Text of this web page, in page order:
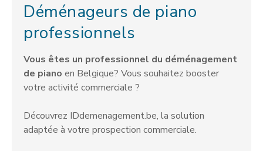
Déménageurs de piano
professionnels
Vous êtes un professionnel du déménagement
de piano en Belgique? Vous souhaitez booster
votre activité commerciale ?
Découvrez IDdemenagement.be, la solution
adaptée à votre prospection commerciale.